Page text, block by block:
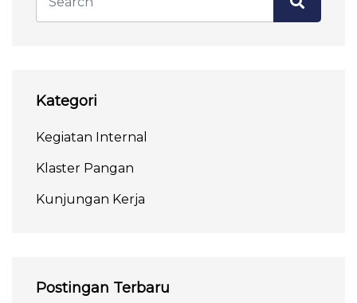
Kategori
Kegiatan Internal
Klaster Pangan
Kunjungan Kerja
Postingan Terbaru